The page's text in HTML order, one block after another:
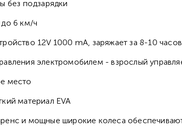
без подзарядки
до 6 км/ч
12V 1000 mA, заряжает за 8-10 часов
электромобилем - взрослый
место
материал EVA
и мощные широкие колеса